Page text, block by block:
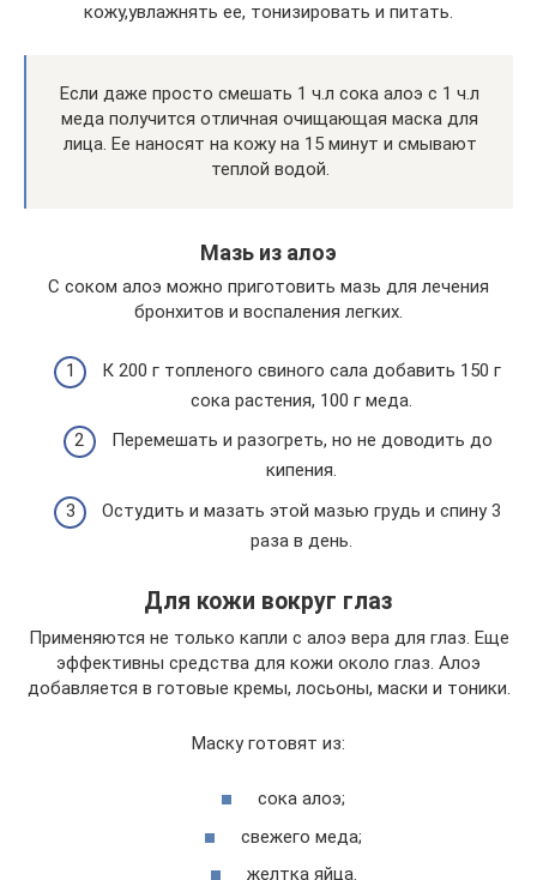
кожу,увлажнять ее, тонизировать и питать.
Если даже просто смешать 1 ч.л сока алоэ с 1 ч.л
меда получится отличная очищающая маска для
лица. Ее наносят на кожу на 15 минут и смывают
теплой водой.
Мазь из алоэ
С соком алоэ можно приготовить мазь для лечения
бронхитов и воспаления легких.
К 200 г топленого свиного сала добавить 150 г
сока растения, 100 г меда.
Перемешать и разогреть, но не доводить до
кипения.
Остудить и мазать этой мазью грудь и спину 3
раза в день.
Для кожи вокруг глаз
Применяются не только капли с алоэ вера для глаз. Еще
эффективны средства для кожи около глаз. Алоэ
добавляется в готовые кремы, лосьоны, маски и тоники.
Маску готовят из:
сока алоэ;
свежего меда;
желтка яйца.